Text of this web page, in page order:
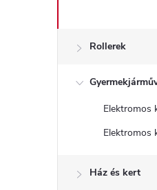
Rollerek
Elektromos
Elektromos
Ház és kert